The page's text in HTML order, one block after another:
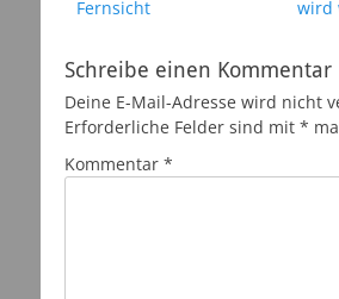
Beitrag:
Fernsicht
Beitrag:
wird
Schreibe einen Kommentar
Deine E-Mail-Adresse wird nicht
Erforderliche Felder sind mit *
Kommentar *